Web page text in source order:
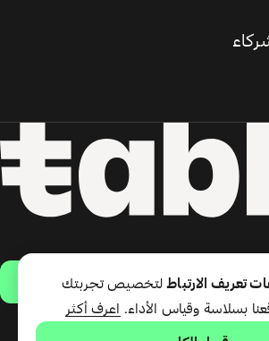
حمّل التطبيق
تعريف الارتباطلتخصيص تجربتك
بسلاسة وقياس الأداء.
اعرف أكثر